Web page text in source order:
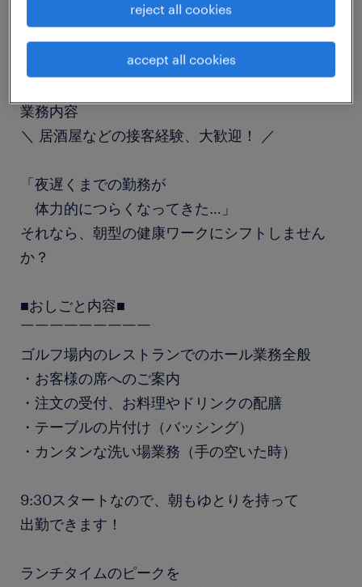
勤務期間
長期（3ヶ月以上）
業務内容
＼ 居酒屋などの接客経験、大歓迎！ ／
「夜遅くまでの勤務が
体力的につらくなってきた…」
それなら、朝型の健康ワークにシフトしません
か？
■おしごと内容■
￣￣￣￣￣￣￣￣￣
ゴルフ場内のレストランでのホール業務全般
・お客様の席へのご案内
・注文の受付、お料理やドリンクの配膳
・テーブルの片付け（バッシング）
・カンタンな洗い場業務（手の空いた時）
9:30スタートなので、朝もゆとりを持って
出勤できます！
ランチタイムのピークを
reject all cookies
accept all cookies